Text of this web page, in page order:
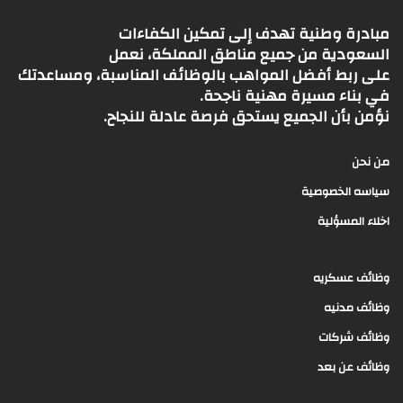
مبادرة وطنية تهدف إلى تمكين الكفاءات
السعودية من جميع مناطق المملكة، نعمل
على ربط أفضل المواهب بالوظائف المناسبة، ومساعدتك
في بناء مسيرة مهنية ناجحة.
نؤمن بأن الجميع يستحق فرصة عادلة للنجاح.
من نحن
سياسه الخصوصية
اخلاء المسؤلية
وظائف عسكريه
وظائف مدنيه
وظائف شركات
وظائف عن بعد